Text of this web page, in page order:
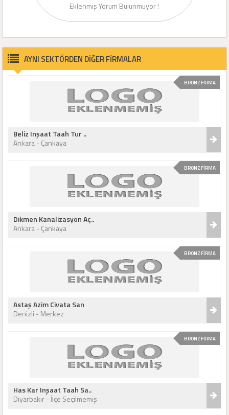
Eklenmiş Yorum Bulunmuyor !
AYNI SEKTÖRDEN DİĞER FİRMALAR
BRONZ FİRMA
Beliz Inşaat Taah Tur ..
Ankara - Çankaya
BRONZ FİRMA
Dikmen Kanalizasyon Aç..
Ankara - Çankaya
BRONZ FİRMA
Astaş Azim Civata San
Denizli - Merkez
BRONZ FİRMA
Has Kar Inşaat Taah Sa..
Diyarbakır - İlçe Seçilmemiş